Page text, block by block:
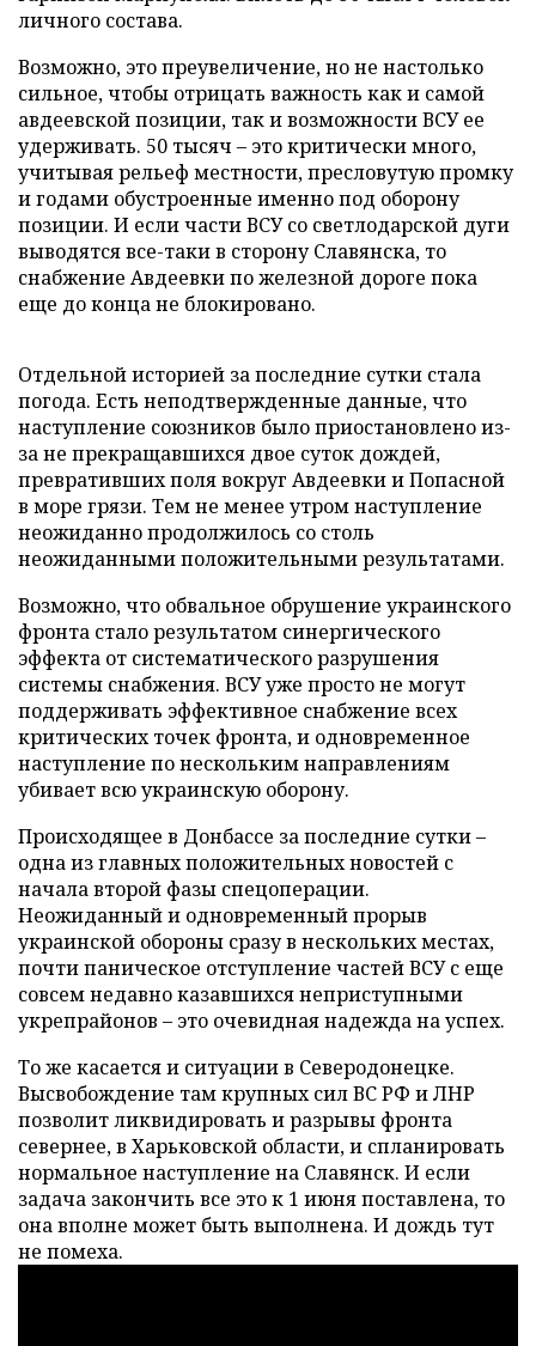
личного состава.
Возможно, это преувеличение, но не настолько
сильное, чтобы отрицать важность как и самой
авдеевской позиции, так и возможности ВСУ ее
удерживать. 50 тысяч – это критически много,
учитывая рельеф местности, пресловутую промку
и годами обустроенные именно под оборону
позиции. И если части ВСУ со светлодарской дуги
выводятся все-таки в сторону Славянска, то
снабжение Авдеевки по железной дороге пока
еще до конца не блокировано.
Отдельной историей за последние сутки стала
погода. Есть неподтвержденные данные, что
наступление союзников было приостановлено из-
за не прекращавшихся двое суток дождей,
превративших поля вокруг Авдеевки и Попасной
в море грязи. Тем не менее утром наступление
неожиданно продолжилось со столь
неожиданными положительными результатами.
Возможно, что обвальное обрушение украинского
фронта стало результатом синергического
эффекта от систематического разрушения
системы снабжения. ВСУ уже просто не могут
поддерживать эффективное снабжение всех
критических точек фронта, и одновременное
наступление по нескольким направлениям
убивает всю украинскую оборону.
Происходящее в Донбассе за последние сутки –
одна из главных положительных новостей с
начала второй фазы спецоперации.
Неожиданный и одновременный прорыв
украинской обороны сразу в нескольких местах,
почти паническое отступление частей ВСУ с еще
совсем недавно казавшихся неприступными
укрепрайонов – это очевидная надежда на успех.
То же касается и ситуации в Северодонецке.
Высвобождение там крупных сил ВС РФ и ЛНР
позволит ликвидировать и разрывы фронта
севернее, в Харьковской области, и спланировать
нормальное наступление на Славянск. И если
задача закончить все это к 1 июня поставлена, то
она вполне может быть выполнена. И дождь тут
не помеха.